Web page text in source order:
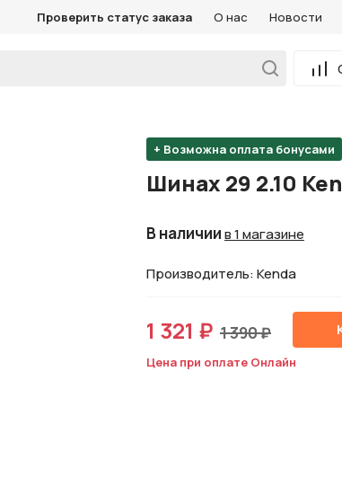
Проверить статус заказа О нас Новости
+ Возможна оплата бонусами
Шинах 29 2.10
В наличиив 1 магазине
Производитель: Kenda
1 321 ₽ 1 390 ₽
Цена при оплате Онлайн